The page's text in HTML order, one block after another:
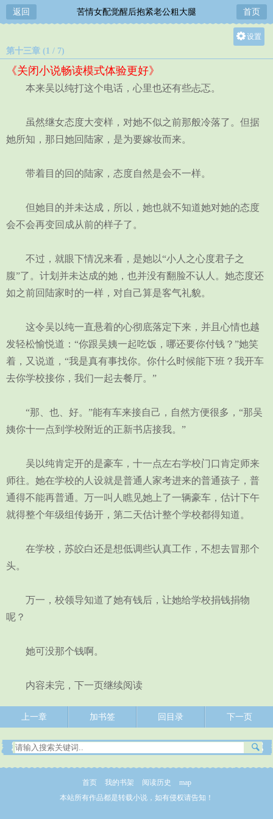
返回 苦情女配觉醒后抱紧老公粗大腿 首页
设置
第十三章 (1 / 7)
《关闭小说畅读模式体验更好》
本来吴以纯打这个电话，心里也还有些忐忑。
虽然继女态度大变样，对她不似之前那般冷落了。但据
她所知，那日她回陆家，是为要嫁妆而来。
带着目的回的陆家，态度自然是会不一样。
但她目的并未达成，所以，她也就不知道她对她的态度
会不会再变回成从前的样子了。
不过，就眼下情况来看，是她以“小人之心度君子之
腹”了。计划并未达成的她，也并没有翻脸不认人。她态度还
如之前回陆家时的一样，对自己算是客气礼貌。
这令吴以纯一直悬着的心彻底落定下来，并且心情也越
发轻松愉悦道：“你跟吴姨一起吃饭，哪还要你付钱？”她笑
着，又说道，“我是真有事找你。你什么时候能下班？我开车
去你学校接你，我们一起去餐厅。”
“那、也、好。”能有车来接自己，自然方便很多，“那吴
姨你十一点到学校附近的正新书店接我。”
吴以纯肯定开的是豪车，十一点左右学校门口肯定师来
师往。她在学校的人设就是普通人家考进来的普通孩子，普
通得不能再普通。万一叫人瞧见她上了一辆豪车，估计下午
就得整个年级组传扬开，第二天估计整个学校都得知道。
在学校，苏皎白还是想低调些认真工作，不想去冒那个
头。
万一，校领导知道了她有钱后，让她给学校捐钱捐物
呢？
她可没那个钱啊。
内容未完，下一页继续阅读
上一章 加书签 回目录 下一页
首页 我的书架 阅读历史
map
本站所有作品都是转载小说，如有侵权请告知！